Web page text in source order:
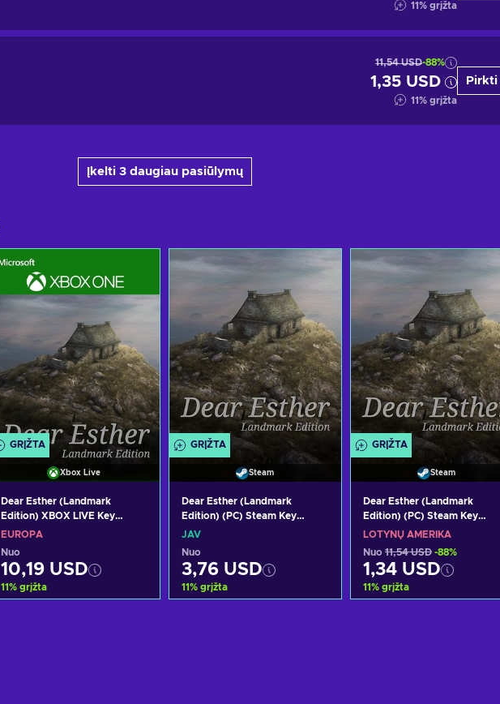
11% grįžta
11,54 USD-88%
1,35 USD
11% grįžta
Pirkti
Įkelti 3 daugiau pasiūlymų
GRĮŽTA
Xbox Live
Dear Esther (Landmark
Edition) XBOX LIVE Key
EUROPE
EUROPA
Nuo
10,19 USD
11% grįžta
GRĮŽTA
Steam
Dear Esther (Landmark
Edition) (PC) Steam Key
UNITED STATES
JAV
Nuo
3,76 USD
11% grįžta
GRĮŽTA
Steam
Dear Esther (Landmark
Edition) (PC) Steam Key
LATAM
LOTYNŲ AMERIKA
Nuo 11,54 USD -88%
1,34 USD
11% grįžta